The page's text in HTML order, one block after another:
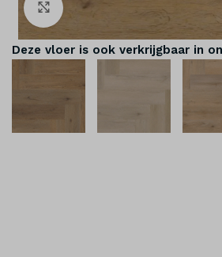
Klik om te vergroten
Deze vloer is ook verkrijgbaar in